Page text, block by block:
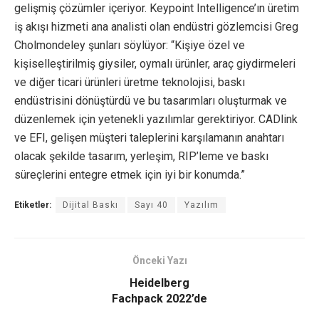
gelişmiş çözümler içeriyor. Keypoint Intelligence’ın üretim
iş akışı hizmeti ana analisti olan endüstri gözlemcisi Greg
Cholmondeley şunları söylüyor: “Kişiye özel ve
kişiselleştirilmiş giysiler, oymalı ürünler, araç giydirmeleri
ve diğer ticari ürünleri üretme teknolojisi, baskı
endüstrisini dönüştürdü ve bu tasarımları oluşturmak ve
düzenlemek için yetenekli yazılımlar gerektiriyor. CADlink
ve EFI, gelişen müşteri taleplerini karşılamanın anahtarı
olacak şekilde tasarım, yerleşim, RIP’leme ve baskı
süreçlerini entegre etmek için iyi bir konumda.”
Etiketler: Dijital Baskı Sayı 40 Yazılım
Önceki Yazı
Heidelberg
Fachpack 2022’de